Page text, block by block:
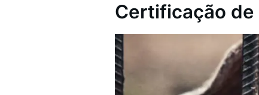
Certificação de